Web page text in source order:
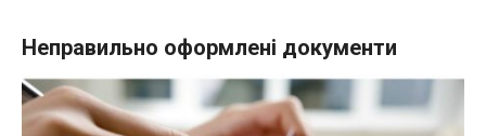
Неправильно оформлені документи